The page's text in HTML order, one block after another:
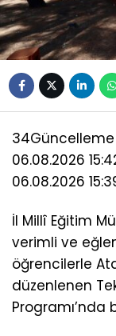
34Güncelleme
06.08.2026
06.08.2026
İl Millî Eğitim
verimli ve
öğrencilerle
düzenlenen